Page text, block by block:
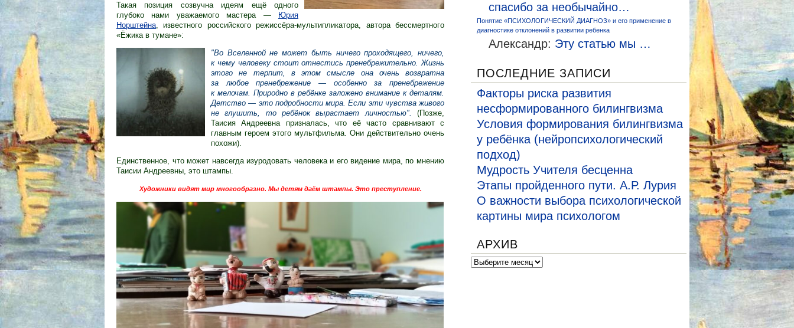
Такая позиция созвучна идеям ещё одного
глубоко нами уважаемого мастера —
Юрия
Норштейна, известного российского режиссёра-мультипликатора, автора бессмертного
«Ёжика в тумане»:
"Во Вселенной не может быть ничего проходящего, ничего,
к чему человеку стоит отнестись пренебрежительно. Жизнь
этого не терпит, в этом смысле она очень возвратна
за любое пренебрежение — особенно за пренебрежение
к мелочам. Природно в ребёнке заложено внимание к деталям.
Детство — это подробности мира. Если эти чувства живого
не глушить, то ребёнок вырастает личностью".(Позже,
Таисия Андреевна призналась, что её часто сравнивают с
главным героем этого мультфильма. Они действительно очень
похожи).
Единственное, что может навсегда изуродовать человека и его видение мира, по мнению
Таисии Андреевны, это штампы.
Художники видят мир многообразно. Мы детям даём штампы. Это преступление.
спасибо за необычайно…
Понятие «ПСИХОЛОГИЧЕСКИЙ ДИАГНОЗ» и его применение в
диагностике отклонений в развитии ребенка
Александр: Эту статью мы …
ПОСЛЕДНИЕ ЗАПИСИ
Факторы риска развития
несформированного билингвизма
Условия формирования билингвизма
у ребёнка (нейропсихологический
подход)
Мудрость Учителя бесценна
Этапы пройденного пути. А.Р. Лурия
О важности выбора психологической
картины мира психологом
АРХИВ
Архив